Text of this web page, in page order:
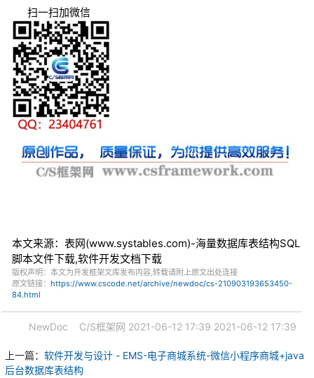
扫一扫加微信
本文来源：表网(www.systables.com)-海量数据库表结构SQL
脚本文件下载,软件开发文档下载
版权声明：本文为开发框架文库发布内容,转载请附上原文出处连接
原文链接： https://www.cscode.net/archive/newdoc/cs-210903193653450-
84.html
NewDoc C/S框架网 2021-06-12 17:39 2021-06-12 17:39
上一篇： 软件开发与设计 - EMS-电子商城系统-微信小程序商城+java
后台数据库表结构